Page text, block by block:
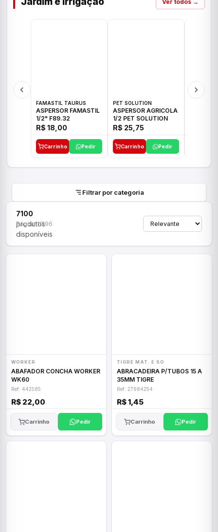
Ver todos →
FAMASTIL TAURUS
ASPERSOR FAMASTIL
1/2" F89.32
R$ 18,00
Carrinho Pedir
PET SOLUTION
ASPERSOR AGRICOLA
1/2 PET SOLUTION
R$ 25,75
Carrinho Pedir
Filtrar por categoria
7100
produtos
disponíveis
Página 1/296
WORKER
ABAFADOR CONCHA WORKER
WK60
Ref: 442585
R$ 22,00
Carrinho Pedir
TIGRE MAT. E SO
ABRACADEIRA P/TUBOS 15 A
35MM TIGRE
Ref: 27984254
R$ 1,45
Carrinho Pedir